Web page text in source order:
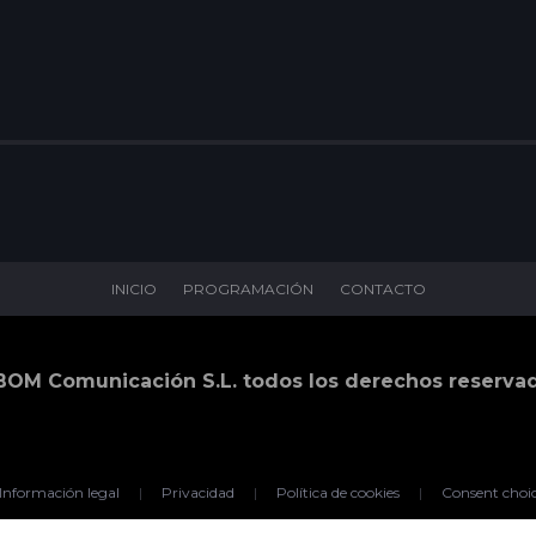
INICIO PROGRAMACIÓN CONTACTO
Comunicación S.L. todos los derechos
Información legal | Privacidad | Política de cookies | Consent